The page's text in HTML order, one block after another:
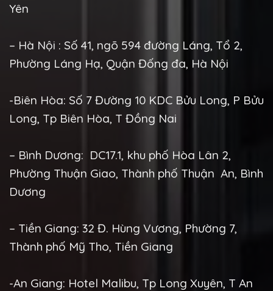
Yên
– Hà Nội : Số 41, ngõ 594 đường Láng, Tổ 2,
Phường Láng Hạ, Quận Đống đa, Hà Nội
-Biên Hòa: Số 7 Đường 10 KDC Bửu Long, P Bửu
Long, Tp Biên Hòa, T Đồng Nai
– Bình Dương: DC17.1, khu phố Hòa Lân 2,
Phường Thuận Giao, Thành phố Thuận An, Bình
Dương
– Tiền Giang: 32 Đ. Hùng Vương, Phường 7,
Thành phố Mỹ Tho, Tiền Giang
-An Giang: Hotel Malibu, Tp Long Xuyên, T An